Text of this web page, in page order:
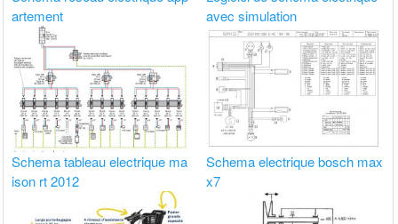
artement
avec simulation
Schema tableau electrique ma
ison rt 2012
Schema electrique bosch max
x7